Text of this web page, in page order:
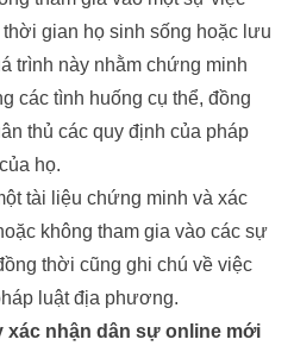
gian họ sinh sống hoặc lưu
trình này nhằm chứng minh
các tình huống cụ thể, đồng
thủ các quy định của pháp
họ.
tài liệu chứng minh và xác
không tham gia vào các sự
thời cũng ghi chú về việc
luật địa phương.
xác nhận dân sự online mới